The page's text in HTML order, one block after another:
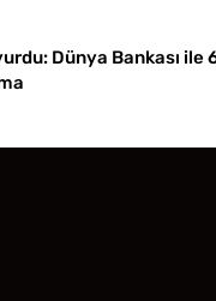
Dünya Bankası ile